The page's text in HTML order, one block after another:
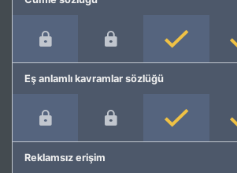
Eş anlamlı kavramlar sözlüğü
Reklamsız erişim